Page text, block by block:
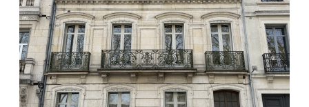
voir le bien